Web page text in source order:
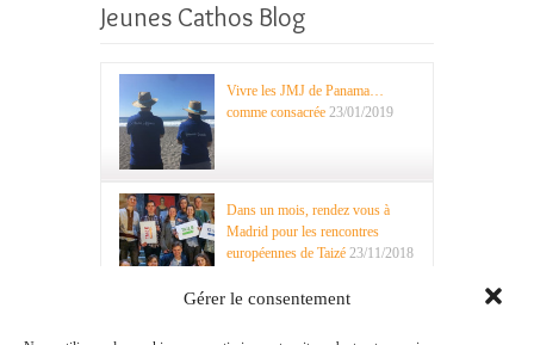
Gérer le consentement
Jeunes Cathos Blog
Vivre les JMJ de Panama…
comme consacrée 23/01/2019
Dans un mois, rendez vous à
Madrid pour les rencontres
européennes de Taizé 23/11/2018